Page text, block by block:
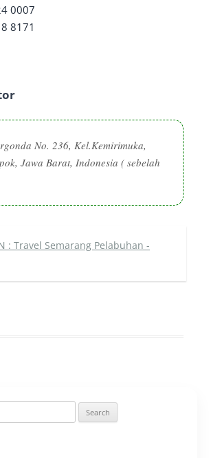
0007
8171
No. 236, Kel.Kemirimuka,
, Jawa Barat, Indonesia ( sebelah
: Travel Semarang Pelabuhan -